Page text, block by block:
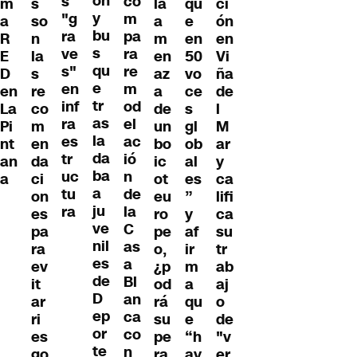
a
R
E
D
en
La
Pi
nt
an
a
so
n
la
s
re
co
m
en
da
ci
on
es
pa
ra
ev
it
ar
ri
es
"g
ra
ve
s"
en
inf
ra
es
tr
uc
tu
ra
y
bu
s
qu
e
tr
as
la
da
ba
a
ju
ve
nil
es
de
D
ep
or
te
m
pa
ra
re
m
od
el
ac
ió
n
de
la
C
as
a
Bl
an
ca
co
n
a
m
en
az
a
de
un
bo
ic
ot
eu
ro
pe
o,
¿p
od
rá
su
pe
e
en
50
vo
ce
s
gl
ob
al
es
”
y
af
ir
m
a
qu
e
“h
ón
en
Vi
ña
de
l
M
ar
y
ca
lifi
ca
su
tr
ab
aj
o
de
"v